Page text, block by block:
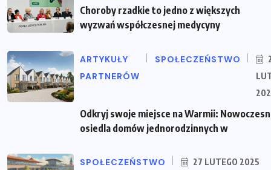
Choroby rzadkie to jedno z większych
wyzwań współczesnej medycyny
ARTYKUŁY
PARTNERÓW
SPOŁECZEŃSTWO
Odkryj swoje miejsce na Warmii:
osiedla domów jednorodzinnych w
SPOŁECZEŃSTWO 27 LUTEGO 2025